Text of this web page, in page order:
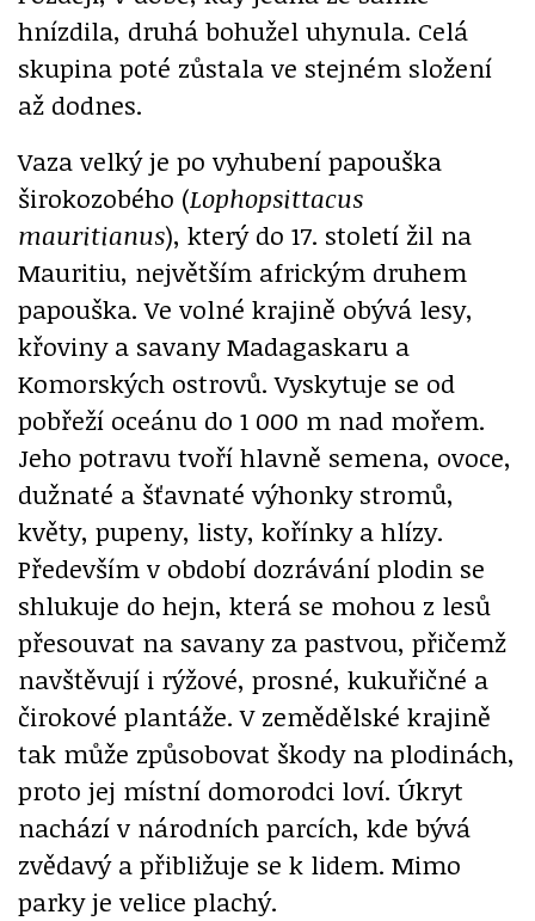
hnízdila, druhá bohužel uhynula. Celá
skupina poté zůstala ve stejném složení
až dodnes.
Vaza velký je po vyhubení papouška
širokozobého (Lophopsittacus
mauritianus), který do 17. století žil na
Mauritiu, největším africkým druhem
papouška. Ve volné krajině obývá lesy,
křoviny a savany Madagaskaru a
Komorských ostrovů. Vyskytuje se od
pobřeží oceánu do 1 000 m nad mořem.
Jeho potravu tvoří hlavně semena, ovoce,
dužnaté a šťavnaté výhonky stromů,
květy, pupeny, listy, kořínky a hlízy.
Především v období dozrávání plodin se
shlukuje do hejn, která se mohou z lesů
přesouvat na savany za pastvou, přičemž
navštěvují i rýžové, prosné, kukuřičné a
čirokové plantáže. V zemědělské krajině
tak může způsobovat škody na plodinách,
proto jej místní domorodci loví. Úkryt
nachází v národních parcích, kde bývá
zvědavý a přibližuje se k lidem. Mimo
parky je velice plachý.